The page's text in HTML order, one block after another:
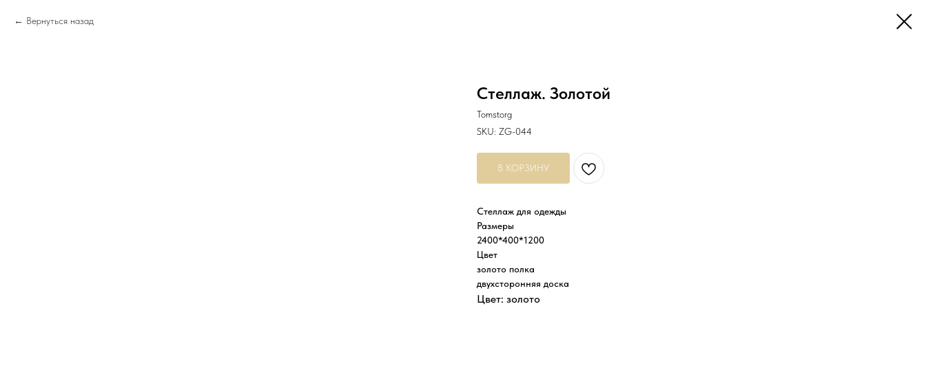
Вернуться назад
Стеллаж. Золотой
Tomstorg
SKU: ZG-044
В КОРЗИНУ
Стеллаж для одежды
Размеры
2400*400*1200
Цвет
золото полка
двухсторонняя доска
Цвет: золото